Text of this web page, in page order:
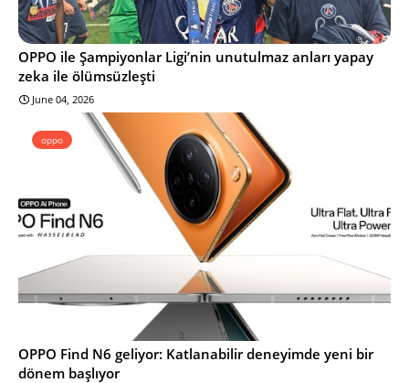
OPPO ile Şampiyonlar Ligi’nin unutulmaz anları yapay
zeka ile ölümsüzleşti
June 04, 2026
oppo
OPPO Find N6 geliyor: Katlanabilir deneyimde yeni bir
dönem başlıyor